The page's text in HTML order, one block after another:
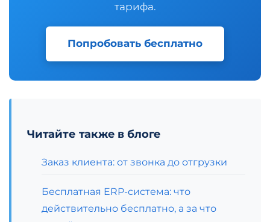
тарифа.
Попробовать бесплатно
Читайте также в блоге
Заказ клиента: от звонка до отгрузки
Бесплатная ERP-система: что
действительно бесплатно, а за что